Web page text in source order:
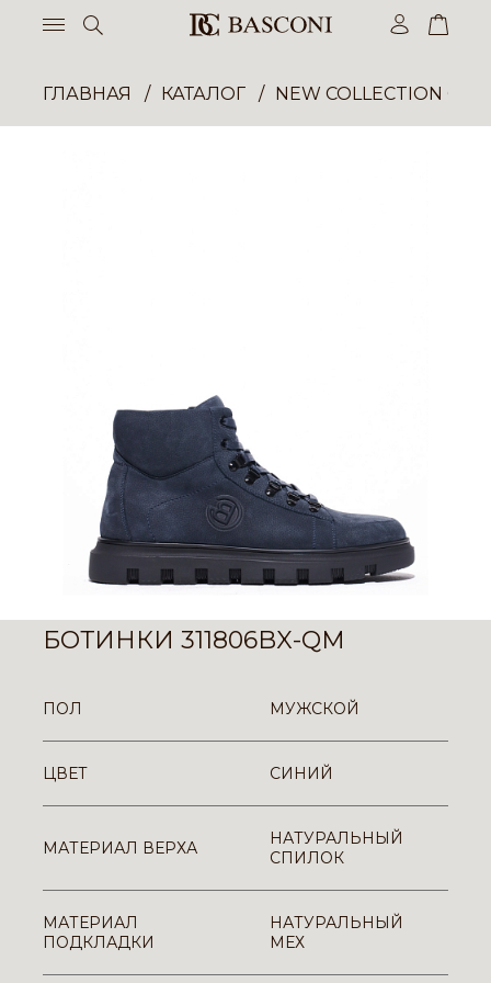
ГЛАВНАЯ КАТАЛОГ NEW COLLECTION
БОТИНКИ 311806BX-QM
ПОЛ МУЖСКОЙ
ЦВЕТ СИНИЙ
МАТЕРИАЛ ВЕРХА
НАТУРАЛЬНЫЙ
СПИЛОК
МАТЕРИАЛ
ПОДКЛАДКИ
НАТУРАЛЬНЫЙ
МЕХ